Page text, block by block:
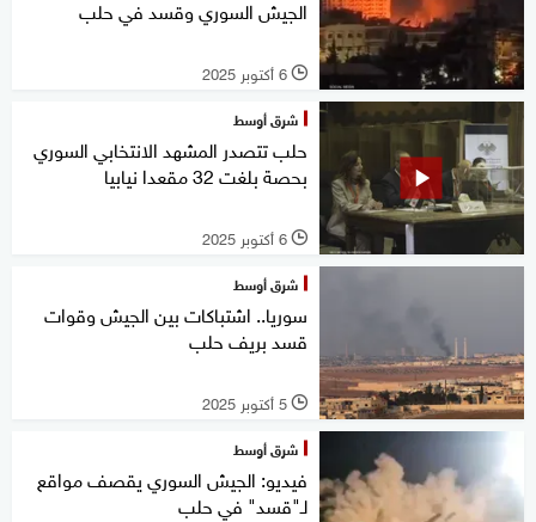
الجيش السوري وقسد في حلب
l 6 أكتوبر 2025
شرق أوسط
حلب تتصدر المشهد الانتخابي السوري
بحصة بلغت 32 مقعدا نيابيا
l 6 أكتوبر 2025
شرق أوسط
سوريا.. اشتباكات بين الجيش وقوات
قسد بريف حلب
l 5 أكتوبر 2025
شرق أوسط
فيديو: الجيش السوري يقصف مواقع
لـ"قسد" في حلب